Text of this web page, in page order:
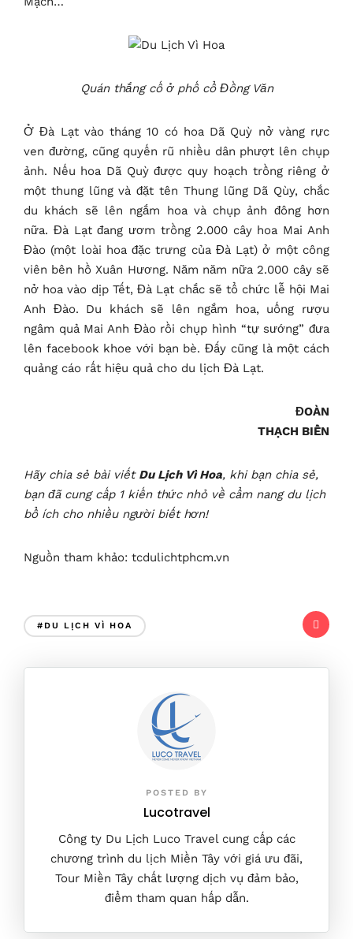
Quán thắng cố ở phố cổ Đồng Văn
Ở Đà Lạt vào tháng 10 có hoa Dã Quỳ nở vàng rực
ven đường, cũng quyến rũ nhiều dân phượt lên chụp
ảnh. Nếu hoa Dã Quỳ được quy hoạch trồng riêng ở
một thung lũng và đặt tên Thung lũng Dã Qùy, chắc
du khách sẽ lên ngắm hoa và chụp ảnh đông hơn
nữa. Đà Lạt đang ươm trồng 2.000 cây hoa Mai Anh
Đào (một loài hoa đặc trưng của Đà Lạt) ở một công
viên bên hồ Xuân Hương. Năm năm nữa 2.000 cây sẽ
nở hoa vào dịp Tết, Đà Lạt chắc sẽ tổ chức lễ hội Mai
Anh Đào. Du khách sẽ lên ngắm hoa, uống rượu
ngâm quả Mai Anh Đào rồi chụp hình “tự sướng” đưa
lên facebook khoe với bạn bè. Đấy cũng là một cách
quảng cáo rất hiệu quả cho du lịch Đà Lạt.
ĐOÀN
THẠCH BIỀN
Hãy chia sẻ bài viết Du Lịch Vì Hoa, khi bạn chia sẻ,
bạn đã cung cấp 1 kiến thức nhỏ về cẩm nang du lịch
bổ ích cho nhiều người biết hơn!
Nguồn tham khảo: tcdulichtphcm.vn
#DU LỊCH VÌ HOA
POSTED BY
Lucotravel
Công ty Du Lịch Luco Travel cung cấp các
chương trình du lịch Miền Tây với giá ưu đãi,
Tour Miền Tây chất lượng dịch vụ đảm bảo,
điểm tham quan hấp dẫn.